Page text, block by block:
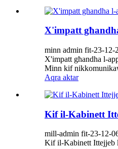
X'impatt
minn admin fit-23-12-
X'impatt għandha l-
Minn kif
Aqra aktar
Kif il-Kabinett
mill-admin fit-23-12-
Kif il-Kabinett Ittejjeb